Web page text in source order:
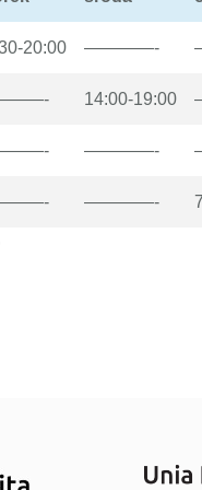
20:00 ————-
14:00-19:00
————-
————-